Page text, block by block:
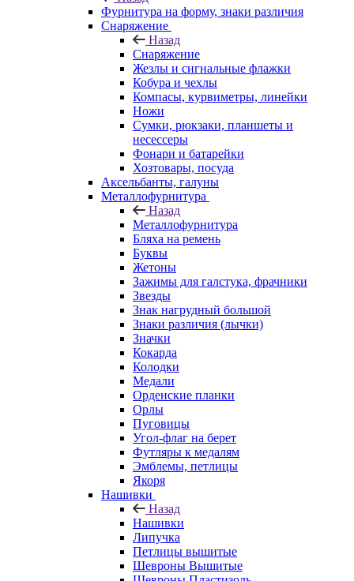
Фурнитура на форму, знаки различия
Снаряжение
Назад
Снаряжение
Жезлы и сигнальные флажки
Кобура и чехлы
Компасы, курвиметры, линейки
Ножи
Сумки, рюкзаки, планшеты и
несессеры
Фонари и батарейки
Хозтовары, посуда
Аксельбанты, галуны
Металлофурнитура
Назад
Металлофурнитура
Бляха на ремень
Буквы
Жетоны
Зажимы для галстука, фрачники
Звезды
Знак нагрудный большой
Знаки различия (лычки)
Значки
Кокарда
Колодки
Медали
Орденские планки
Орлы
Пуговицы
Угол-флаг на берет
Футляры к медалям
Эмблемы, петлицы
Якоря
Нашивки
Назад
Нашивки
Липучка
Петлицы вышитые
Шевроны Вышитые